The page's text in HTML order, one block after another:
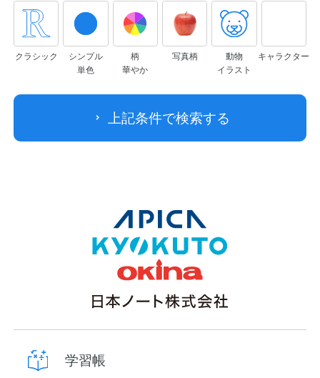
クラシック
シンプル
単色
柄
華やか
写真柄
動物
イラスト
キャラクター
上記条件で検索する
学習帳